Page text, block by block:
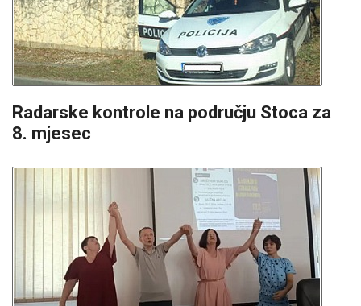
Radarske kontrole na području Stoca za
8. mjesec